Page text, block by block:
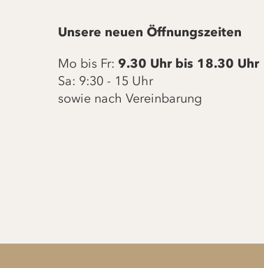
Unsere neuen Öffnungszeiten
Mo bis Fr: 9.30 Uhr bis 18.30 Uhr
Sa: 9:30 - 15 Uhr
sowie nach Vereinbarung